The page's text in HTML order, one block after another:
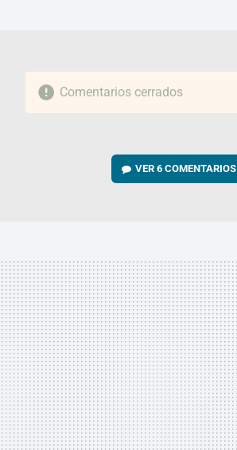
Comentarios cerrados
VER6 COMENTARIOS